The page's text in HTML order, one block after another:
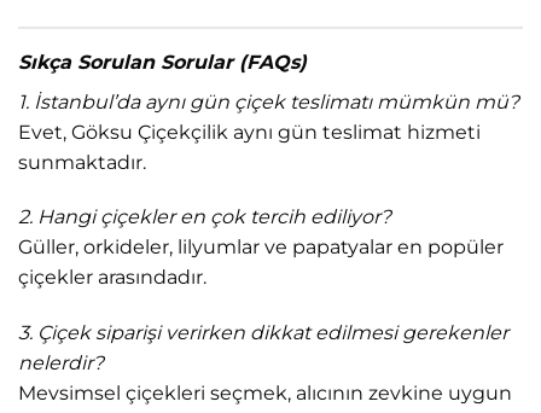
Sıkça Sorulan Sorular (FAQs)
1. İstanbul’da aynı gün çiçek teslimatı mümkün mü?
Evet, Göksu Çiçekçilik aynı gün teslimat hizmeti
sunmaktadır.
2. Hangi çiçekler en çok tercih ediliyor?
Güller, orkideler, lilyumlar ve papatyalar en popüler
çiçekler arasındadır.
3. Çiçek siparişi verirken dikkat edilmesi gerekenler
nelerdir?
Mevsimsel çiçekleri seçmek, alıcının zevkine uygun